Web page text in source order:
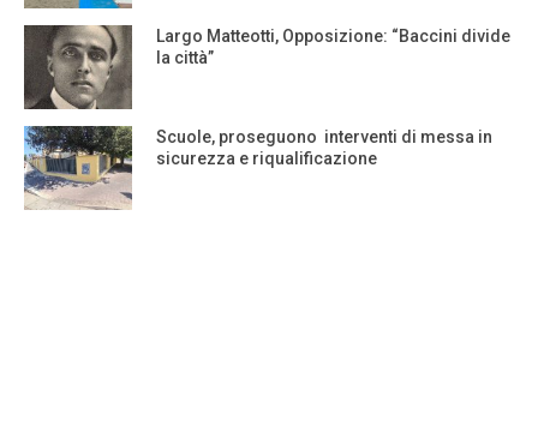
Largo Matteotti, Opposizione: “Baccini divide
la città”
Scuole, proseguono interventi di messa in
sicurezza e riqualificazione